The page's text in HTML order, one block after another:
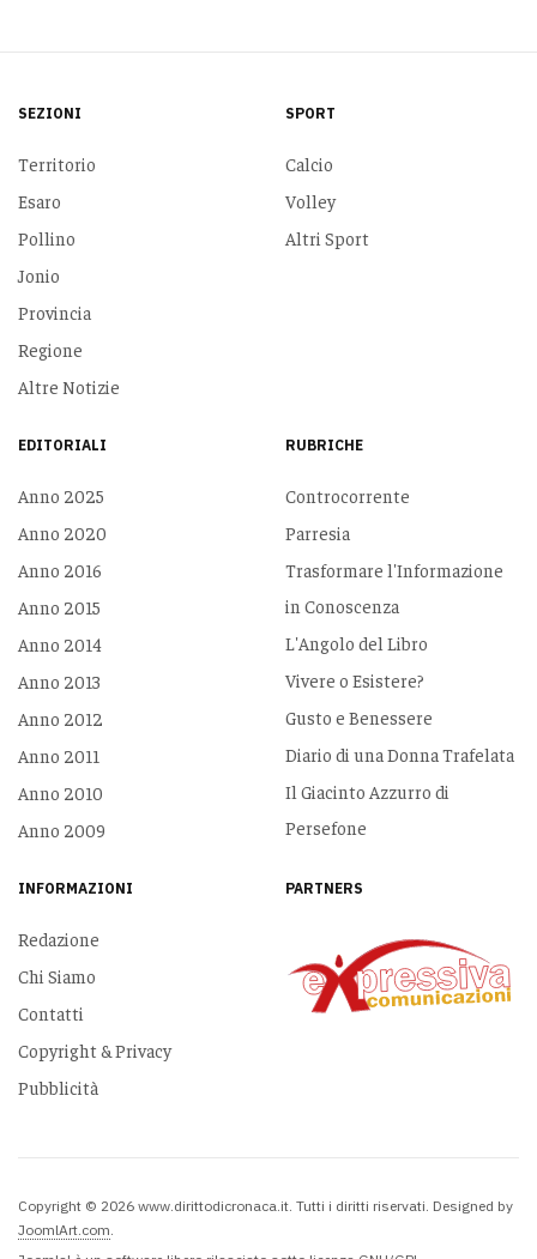
SEZIONI
Territorio
Esaro
Pollino
Jonio
Provincia
Regione
Altre Notizie
SPORT
Calcio
Volley
Altri Sport
EDITORIALI
Anno 2025
Anno 2020
Anno 2016
Anno 2015
Anno 2014
Anno 2013
Anno 2012
Anno 2011
Anno 2010
Anno 2009
RUBRICHE
Controcorrente
Parresia
Trasformare l'Informazione
in Conoscenza
L'Angolo del Libro
Vivere o Esistere?
Gusto e Benessere
Diario di una Donna Trafelata
Il Giacinto Azzurro di
Persefone
INFORMAZIONI
Redazione
Chi Siamo
Contatti
Copyright & Privacy
Pubblicità
PARTNERS
Copyright © 2026 www.dirittodicronaca.it. Tutti i diritti riservati. Designed by
JoomlArt.com.